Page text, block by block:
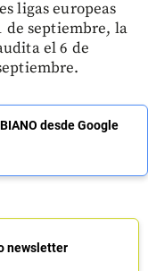
ligas europeas
de septiembre, la
el 6 de
desde Google
newsletter